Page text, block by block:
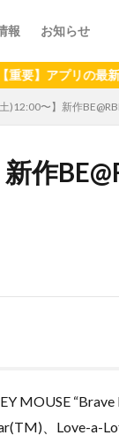
報 お知らせ
新バージョンへ
)12:00〜】新作
作
MOUSE
、Love-a-